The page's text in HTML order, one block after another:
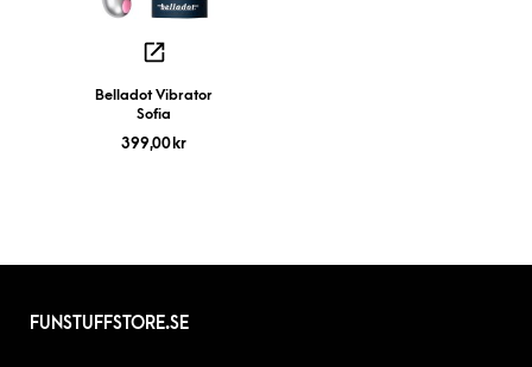
Belladot Vibrator
Sofia
399,00 kr
FUNSTUFFSTORE.SE